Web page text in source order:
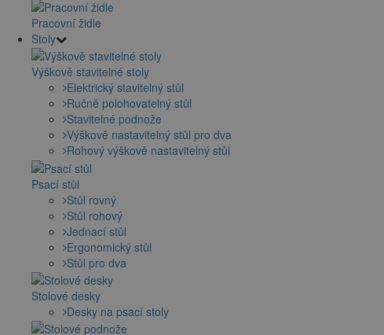
Pracovní židle
Stoly
Výškově stavitelné stoly
Elektrický stavitelný stůl
Ručně polohovatelný stůl
Stavitelné podnože
Výškově nastavitelný stůl pro dva
Rohový výškově nastavitelný stůl
Psací stůl
Stůl rovný
Stůl rohový
Jednací stůl
Ergonomický stůl
Stůl pro dva
Stolové desky
Desky na psací stoly